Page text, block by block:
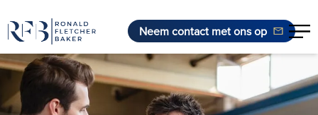
Ga naar de inhoud
Neem contact met ons op